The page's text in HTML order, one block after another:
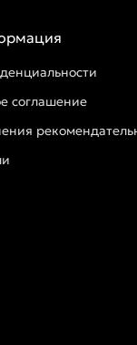
соглашение